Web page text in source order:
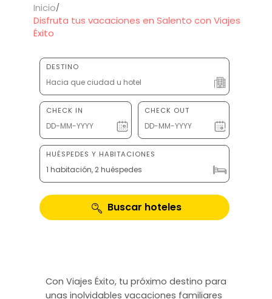
Inicio
Disfruta tus vacaciones en Salento con Viajes
Éxito
DESTINO
CHECK IN CHECK OUT
HUÉSPEDES Y HABITACIONES
1 habitación, 2 huéspedes
Buscar hoteles
Con Viajes Éxito, tu próximo destino para
unas inolvidables vacaciones familiares